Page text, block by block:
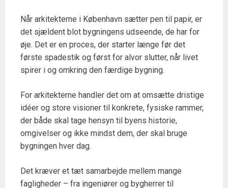
Når arkitekterne i København sætter pen til papir, er
det sjældent blot bygningens udseende, de har for
øje. Det er en proces, der starter længe før det
første spadestik og først for alvor slutter, når livet
spirer i og omkring den færdige bygning.
For arkitekterne handler det om at omsætte dristige
idéer og store visioner til konkrete, fysiske rammer,
der både skal tage hensyn til byens historie,
omgivelser og ikke mindst dem, der skal bruge
bygningen hver dag.
Det kræver et tæt samarbejde mellem mange
fagligheder – fra ingeniører og bygherrer til